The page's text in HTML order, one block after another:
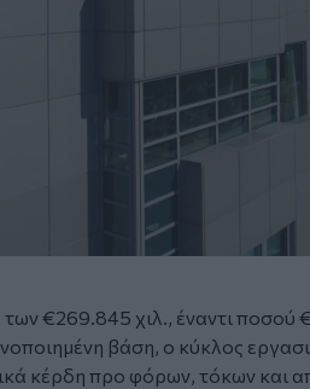
€269.845 χιλ., έναντι ποσού
βάση, ο κύκλος
κέρδη προ φόρων, τόκων και